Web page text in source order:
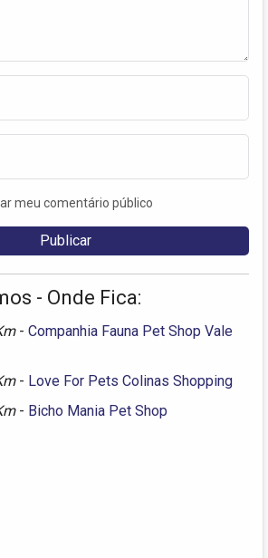
meu comentário público
- Onde Fica:
- Companhia Fauna Pet Shop Vale
- Love For Pets Colinas Shopping
- Bicho Mania Pet Shop